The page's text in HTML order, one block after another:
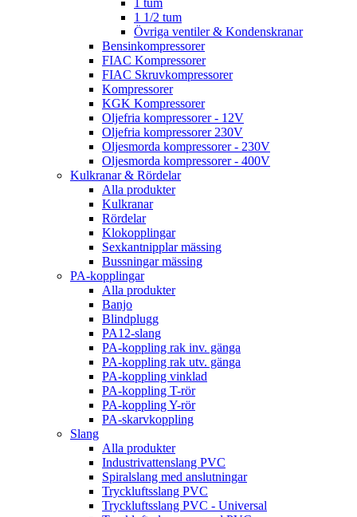
1 tum
1 1/2 tum
Övriga ventiler & Kondenskranar
Bensinkompressorer
FIAC Kompressorer
FIAC Skruvkompressorer
Kompressorer
KGK Kompressorer
Oljefria kompressorer - 12V
Oljefria kompressorer 230V
Oljesmorda kompressorer - 230V
Oljesmorda kompressorer - 400V
Kulkranar & Rördelar
Alla produkter
Kulkranar
Rördelar
Klokopplingar
Sexkantnipplar mässing
Bussningar mässing
PA-kopplingar
Alla produkter
Banjo
Blindplugg
PA12-slang
PA-koppling rak inv. gänga
PA-koppling rak utv. gänga
PA-koppling vinklad
PA-koppling T-rör
PA-koppling Y-rör
PA-skarvkoppling
Slang
Alla produkter
Industrivattenslang PVC
Spiralslang med anslutningar
Tryckluftsslang PVC
Tryckluftsslang PVC - Universal